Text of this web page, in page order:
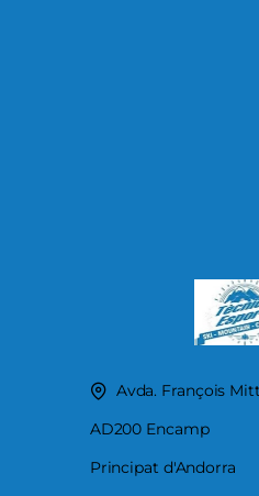
Avda. François
AD200 Encamp
Principat d'Andorra